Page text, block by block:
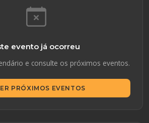
evento já ocorreu
e consulte os próximos eventos.
PRÓXIMOS EVENTOS